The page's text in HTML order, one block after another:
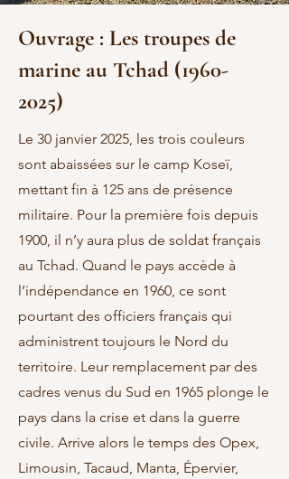
Ouvrage : Les troupes de
marine au Tchad (1960-
2025)
Le 30 janvier 2025, les trois couleurs
sont abaissées sur le camp Koseï,
mettant fin à 125 ans de présence
militaire. Pour la première fois depuis
1900, il n’y aura plus de soldat français
au Tchad. Quand le pays accède à
l’indépendance en 1960, ce sont
pourtant des officiers français qui
administrent toujours le Nord du
territoire. Leur remplacement par des
cadres venus du Sud en 1965 plonge le
pays dans la crise et dans la guerre
civile. Arrive alors le temps des Opex,
Limousin, Tacaud, Manta, Épervier,